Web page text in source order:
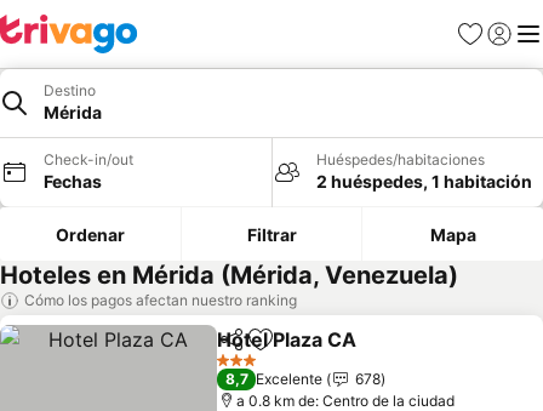
Favoritos
Iniciar
Destino
Mérida
Check-in/out
Fechas
Huéspedes/habitaciones
2 huéspedes, 1 habitación
Ordenar Filtrar Mapa
Hoteles en Mérida (Mérida, Venezuela)
Cómo los pagos afectan nuestro ranking
CompartirAgregar a favoritos
Hotel Plaza CA
3 Estrellas
8,7 Excelente
678
a 0.8 km de: Centro de la ciudad